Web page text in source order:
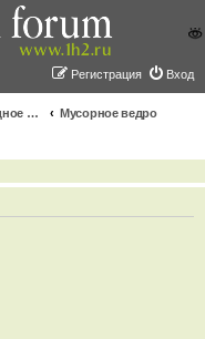
Вход
Регистрация
Разное. Свободное общение
Мусорное ведро